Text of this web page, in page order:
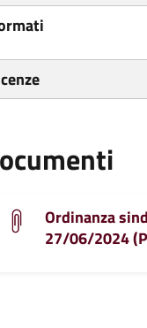
Ordinanza
27/06/2024